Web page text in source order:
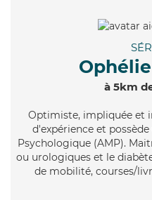
à 5km
Optimiste, impliquée et
d'expérience et
Psychologique (AMP).
ou urologiques et le
de mobilité, courses/